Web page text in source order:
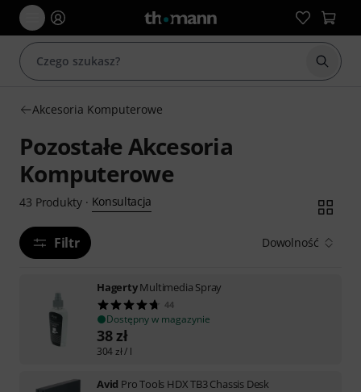
Akcesoria Komputerowe
Pozostałe Akcesoria
Komputerowe
43 Produkty· Konsultacja
Filtr Dowolność
HagertyMultimedia Spray
44
Dostępny w magazynie
38zł
304zł/ l
Avid Pro Tools HDX TB3 Chassis Desk